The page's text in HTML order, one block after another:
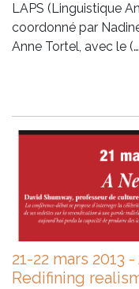
LAPS (Linguistique
coordonné par
Anne Tortel, avec le
21-22 mars 2013
Redifining